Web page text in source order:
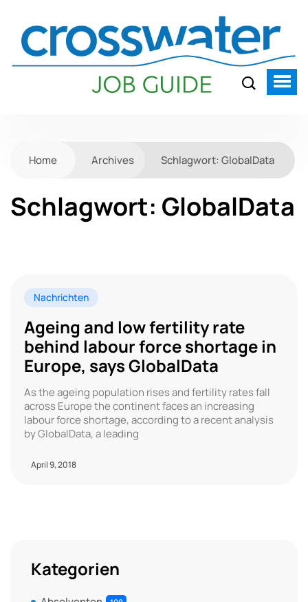
Home Archives Schlagwort: GlobalData
Schlagwort: GlobalData
Nachrichten
Ageing and low fertility rate
behind labour force shortage in
Europe, says GlobalData
As the ageing population rises and fertility rates fall
across Europe the continent faces an increasing
labour force shortage, according to a recent analysis
by GlobalData, a leading
April 9, 2018
Kategorien